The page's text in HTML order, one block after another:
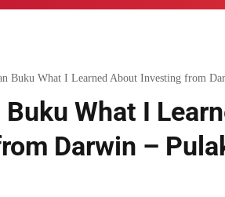
Buku What I Learned About Investing from
What I
Darwin –